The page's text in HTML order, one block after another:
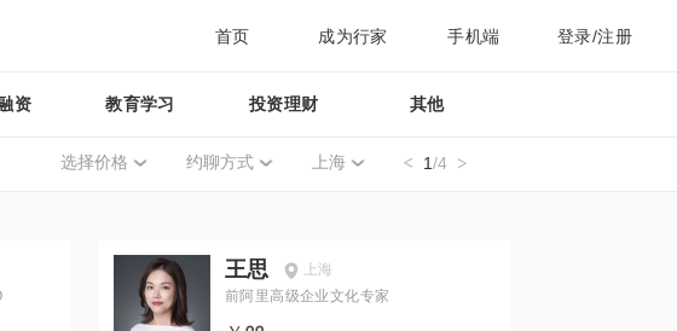
首页 成为行家 手机端 登录/注册
资 教育学习 投资理财 其他
选择价格 约聊方式 上海 1/4
王思
上海
前阿里高级企业文化专家